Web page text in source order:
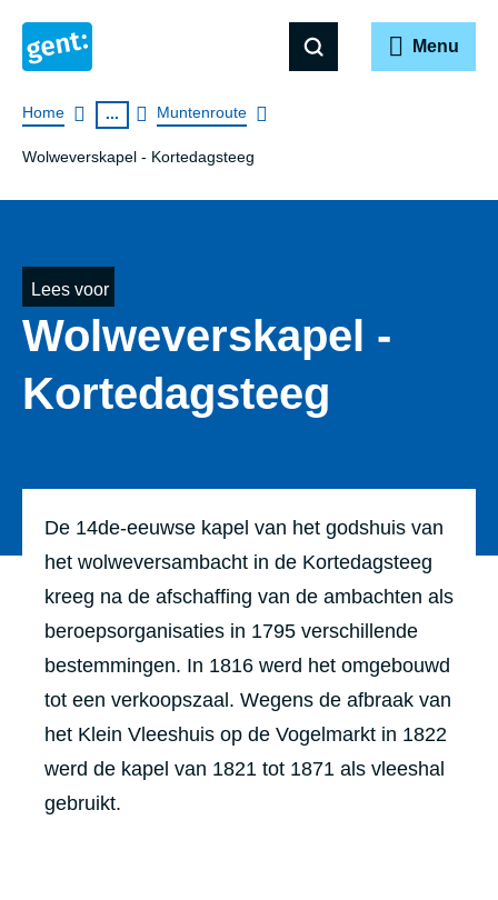
Menu
Breadcrumb
Home ... Muntenroute
Wolweverskapel - Kortedagsteeg
Lees voor
Wolweverskapel -
Kortedagsteeg
De 14de-eeuwse kapel van het godshuis van
het wolweversambacht in de Kortedagsteeg
kreeg na de afschaffing van de ambachten als
beroepsorganisaties in 1795 verschillende
bestemmingen. In 1816 werd het omgebouwd
tot een verkoopszaal. Wegens de afbraak van
het Klein Vleeshuis op de Vogelmarkt in 1822
werd de kapel van 1821 tot 1871 als vleeshal
gebruikt.